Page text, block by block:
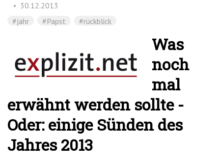
(Accesskey
Zur
Navigation
Zur
Suche
'2')
30.12.2013
#jahr
#Papst #rückblick
Was
noch
mal
erwähnt werden sollte -
Oder: einige Sünden des
Jahres 2013